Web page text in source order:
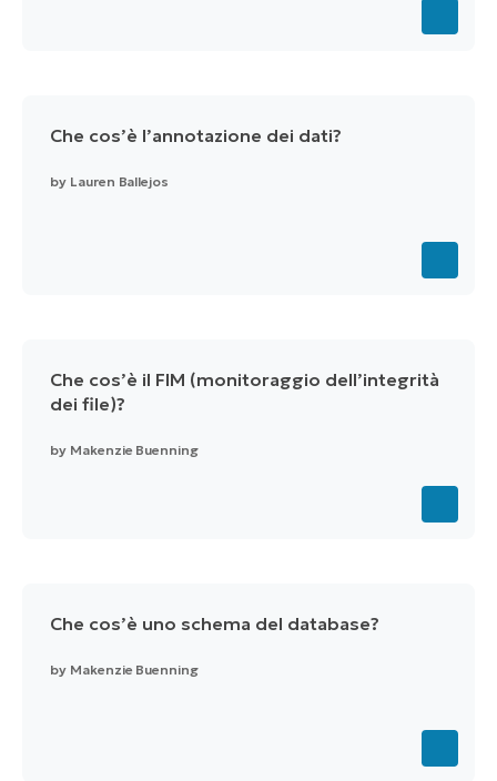
Che cos’è l’annotazione dei dati?
by Lauren Ballejos
Che cos’è il FIM (monitoraggio dell’integrità
dei file)?
by Makenzie Buenning
Che cos’è uno schema del database?
by Makenzie Buenning